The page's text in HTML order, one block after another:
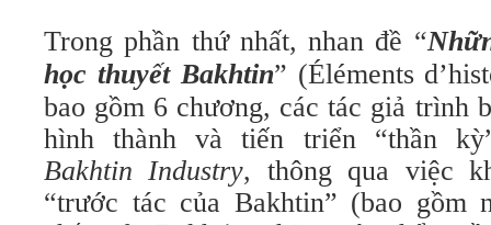
Trong phần thứ nhất, nhan đề “
học thuyết Bakhtin” (Éléments
bao gồm 6 chương, các tác giả trình
hình thành và tiến triển “thần
Bakhtin Industry, thông qua việc
“trước tác của Bakhtin” (bao gồm